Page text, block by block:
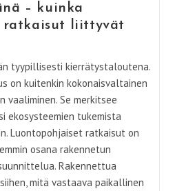
– kuinka
ratkaisut liittyvät
tyypillisesti kierrätystaloutena.
on kuitenkin kokonaisvaltainen
vaaliminen. Se merkitsee
ekosysteemien tukemista
Luontopohjaiset ratkaisut on
osana rakennetun
Rakennettua
mitä vastaava paikallinen